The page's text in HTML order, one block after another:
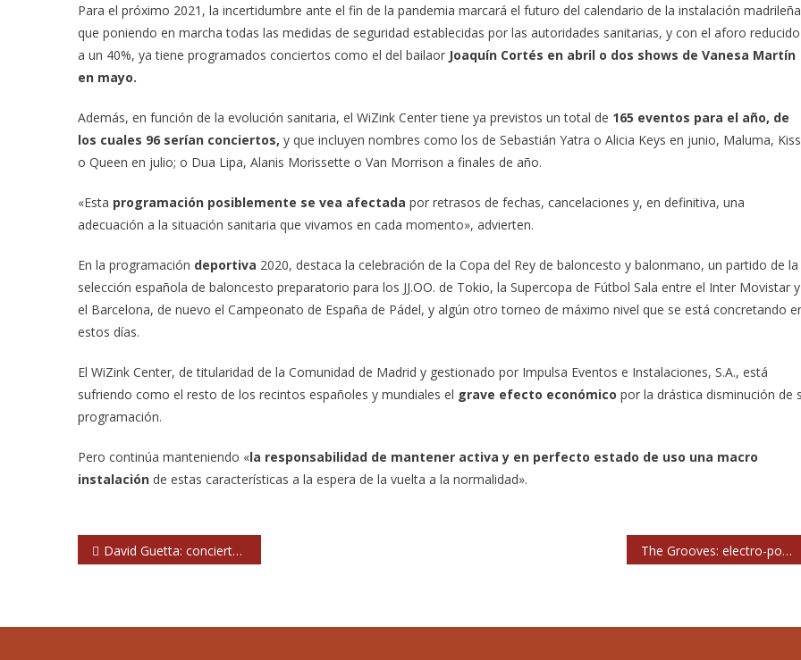
Para el próximo 2021, la incertidumbre ante el fin de la pandemia marcará el futuro del calendario de la instalación
que poniendo en marcha todas las medidas de seguridad establecidas por las autoridades sanitarias, y con el aforo reducido
a un 40%, ya tiene programados conciertos como el del bailaor Joaquín Cortés en abril o dos shows de Vanesa Martín
en mayo.
Además, en función de la evolución sanitaria, el WiZink Center tiene ya previstos un total de 165 eventos para el año, de
los cuales 96 serían conciertos, y que incluyen nombres como los de Sebastián Yatra o Alicia Keys en junio, Maluma, Kiss
o Queen en julio; o Dua Lipa, Alanis Morissette o Van Morrison a finales de año.
«Esta programación posiblemente se vea afectada por retrasos de fechas, cancelaciones y, en definitiva, una
adecuación a la situación sanitaria que vivamos en cada momento», advierten.
En la programación deportiva 2020, destaca la celebración de la Copa del Rey de baloncesto y balonmano, un partido de la
selección española de baloncesto preparatorio para los JJ.OO. de Tokio, la Supercopa de Fútbol Sala entre el Inter Movistar y
el Barcelona, de nuevo el Campeonato de España de Pádel, y algún otro torneo de máximo nivel que se está concretando
estos días.
El WiZink Center, de titularidad de la Comunidad de Madrid y gestionado por Impulsa Eventos e Instalaciones, S.A., está
sufriendo como el resto de los recintos españoles y mundiales el grave efecto económico por la drástica disminución de
programación.
Pero continúa manteniendo «la responsabilidad de mantener activa y en perfecto estado de uso una macro
instalación de estas características a la espera de la vuelta a la normalidad».
Navegación
David Guetta: concierto benéfico online desde Dubai The Grooves: electro-pop gigante